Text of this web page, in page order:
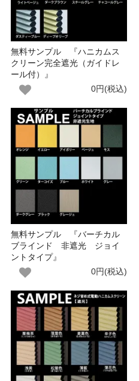
無料サンプル 『ハニカムス
クリーン完全遮光（ガイドレ
ール付）』
0円(税込)
無料サンプル 『バーチカル
ブラインド 非遮光 ジョイ
ントタイプ』
0円(税込)